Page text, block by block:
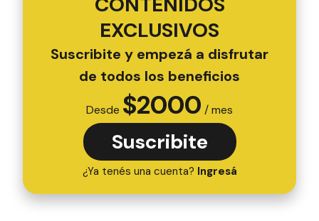
EXCLUSIVOS
Suscribite y empezá a disfrutar
de todos los beneficios
Desde $2000 / mes
Suscribite
¿Ya tenés una cuenta? Ingresá